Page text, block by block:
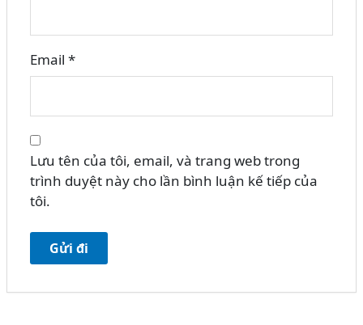
Email*
Lưu tên của tôi, email, và trang web trong
trình duyệt này cho lần bình luận kế tiếp của
tôi.